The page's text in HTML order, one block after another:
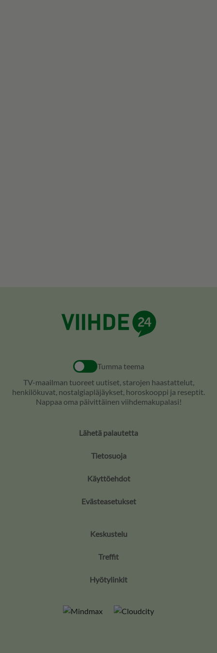
Tumma teema
TV-maailman tuoreet uutiset, starojen haastattelut,
henkilökuvat, nostalgiapläjäykset, horoskooppi ja reseptit.
Nappaa oma päivittäinen viihdemakupalasi!
Lähetä palautetta
Tietosuoja
Käyttöehdot
Evästeasetukset
Keskustelu
Treffit
Hyötylinkit